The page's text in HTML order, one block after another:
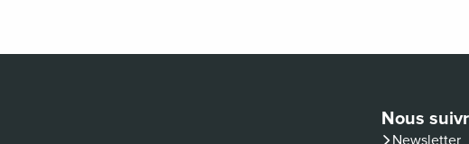
Nous